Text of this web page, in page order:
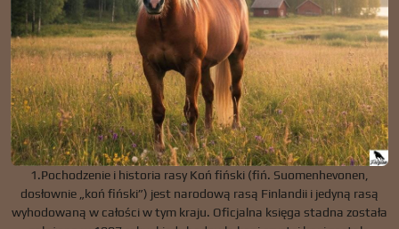
1.Pochodzenie i historia rasy Koń fiński (fiń. Suomenhevonen,
dosłownie „koń fiński”) jest narodową rasą Finlandii i jedyną rasą
wyhodowaną w całości w tym kraju. Oficjalna księga stadna została